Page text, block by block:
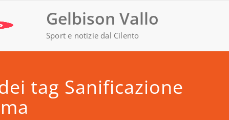
Gelbison Vallo
Sport e notizie dal Cilento
tag Sanificazione